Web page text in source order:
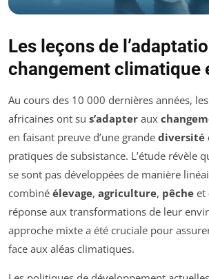
Les leçons de
changement climatique
Au cours des 10 000 dernières années,
africaines ont su s’adapter aux
en faisant preuve d’une grande diversité
pratiques de subsistance. L’étude révèle
se sont pas développées de manière
combiné élevage, agriculture, pêche et
réponse aux transformations de leur
approche mixte a été cruciale pour
face aux aléas climatiques.